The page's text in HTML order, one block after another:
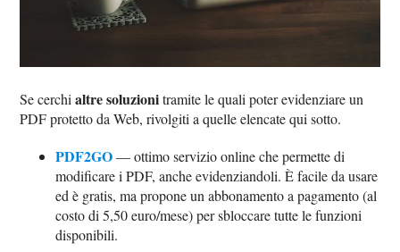
Se cerchialtre soluzionitramite le quali poter evidenziare un
PDF protetto da Web, rivolgiti a quelle elencate qui sotto.
PDF2GO— ottimo servizio online che permette di
modificare i PDF, anche evidenziandoli. È facile da usare
ed è gratis, ma propone un abbonamento a pagamento (al
costo di 5,50 euro/mese) per sbloccare tutte le funzioni
disponibili.